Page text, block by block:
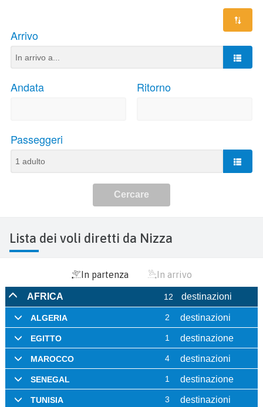
Lista dei voli diretti da Nizza
In partenza In arrivo